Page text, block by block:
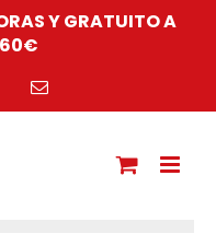
Y GRATUITO A
60€
WhatsAppCorreo